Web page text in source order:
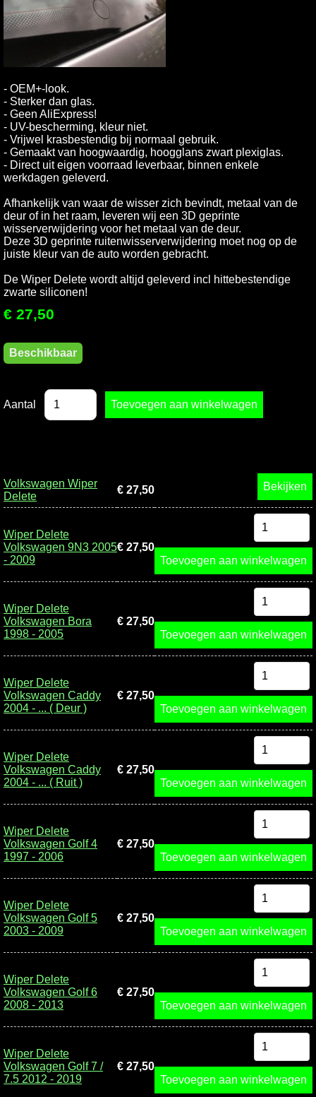
- OEM+-look.
- Sterker dan glas.
- Geen AliExpress!
- UV-bescherming, kleur niet.
- Vrijwel krasbestendig bij normaal gebruik.
- Gemaakt van hoogwaardig, hoogglans zwart plexiglas.
- Direct uit eigen voorraad leverbaar, binnen enkele
werkdagen geleverd.
Afhankelijk van waar de wisser zich bevindt, metaal van de
deur of in het raam, leveren wij een 3D geprinte
wisserverwijdering voor het metaal van de deur.
Deze 3D geprinte ruitenwisserverwijdering moet nog op de
juiste kleur van de auto worden gebracht.
De Wiper Delete wordt altijd geleverd incl hittebestendige
zwarte siliconen!
€ 27,50
Beschikbaar
Aantal
Volkswagen Wiper
Delete
€ 27,50 Bekijken
Wiper Delete
Volkswagen 9N3 2005
- 2009
€ 27,50
Toevoegen aan winkelwagen
Wiper Delete
Volkswagen Bora
1998 - 2005
€ 27,50
Toevoegen aan winkelwagen
Wiper Delete
Volkswagen Caddy
2004 - ... ( Deur )
€ 27,50
Toevoegen aan winkelwagen
Wiper Delete
Volkswagen Caddy
2004 - ... ( Ruit )
€ 27,50
Toevoegen aan winkelwagen
Wiper Delete
Volkswagen Golf 4
1997 - 2006
€ 27,50
Toevoegen aan winkelwagen
Wiper Delete
Volkswagen Golf 5
2003 - 2009
€ 27,50
Toevoegen aan winkelwagen
Wiper Delete
Volkswagen Golf 6
2008 - 2013
€ 27,50
Toevoegen aan winkelwagen
Wiper Delete
Volkswagen Golf 7 /
7.5 2012 - 2019
€ 27,50
Toevoegen aan winkelwagen